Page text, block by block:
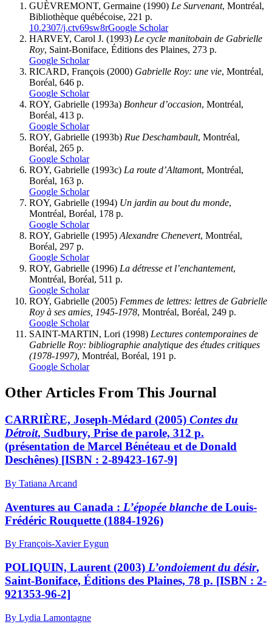
GUÈVREMONT, Germaine (1990) Le Survenant, Montréal,
Bibliothèque québécoise, 221 p.
10.2307/j.ctv69sw8rGoogle Scholar
HARVEY, Carol J. (1993) Le cycle manitobain de Gabrielle
Roy, Saint-Boniface, Éditions des Plaines, 273 p.
Google Scholar
RICARD, François (2000) Gabrielle Roy: une vie, Montréal,
Boréal, 646 p.
Google Scholar
ROY, Gabrielle (1993a) Bonheur d’occasion, Montréal,
Boréal, 413 p.
Google Scholar
ROY, Gabrielle (1993b) Rue Deschambault, Montréal,
Boréal, 265 p.
Google Scholar
ROY, Gabrielle (1993c) La route d’Altamont, Montréal,
Boréal, 163 p.
Google Scholar
ROY, Gabrielle (1994) Un jardin au bout du monde,
Montréal, Boréal, 178 p.
Google Scholar
ROY, Gabrielle (1995)Alexandre Chenevert, Montréal,
Boréal, 297 p.
Google Scholar
ROY, Gabrielle (1996) La détresse et l’enchantement,
Montréal, Boréal, 511 p.
Google Scholar
ROY, Gabrielle (2005) Femmes de lettres: lettres de Gabrielle
Roy à ses amies, 1945-1978, Montréal, Boréal, 249 p.
Google Scholar
SAINT-MARTIN, Lori (1998) Lectures contemporaines de
Gabrielle Roy: bibliographie analytique des études critiques
(1978-1997), Montréal, Boréal, 191 p.
Google Scholar
Other Articles From This Journal
CARRIÈRE, Joseph-Médard (2005) Contes du
Détroit, Sudbury, Prise de parole, 312 p.
(présentation de Marcel Bénéteau et de Donald
Deschênes) [ISBN : 2-89423-167-9]
By Tatiana Arcand
Aventures au Canada : L’épopée blanche de Louis-
Frédéric Rouquette (1884-1926)
By François-Xavier Eygun
POLIQUIN, Laurent (2003) L’ondoiement du désir,
Saint-Boniface, Éditions des Plaines, 78 p. [ISBN : 2-
921353-96-2]
By Lydia Lamontagne